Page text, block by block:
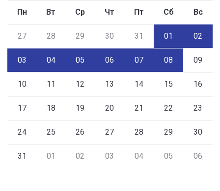
Пн Вт Ср Чт Пт Сб Вс
27 28 29 30 31 01 02
03 04 05 06 07 08 09
10 11 12 13 14 15 16
17 18 19 20 21 22 23
24 25 26 27 28 29 30
31 01 02 03 04 05 06